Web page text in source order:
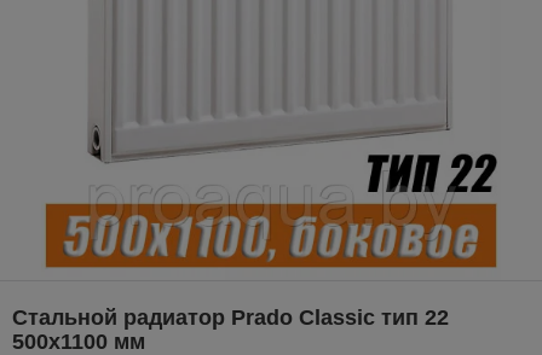
Стальной радиатор Prado Classic тип 22
500x1100 мм